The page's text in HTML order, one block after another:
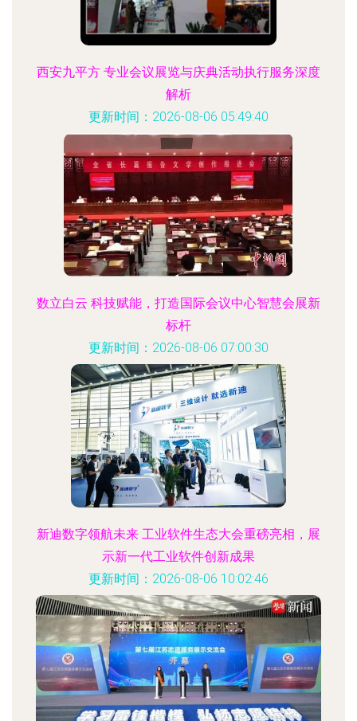
西安九平方 专业会议展览与庆典活动执行服务深度
解析
更新时间：2026-08-06 05:49:40
数立白云 科技赋能，打造国际会议中心智慧会展新
标杆
更新时间：2026-08-06 07:00:30
新迪数字领航未来 工业软件生态大会重磅亮相，展
示新一代工业软件创新成果
更新时间：2026-08-06 10:02:46